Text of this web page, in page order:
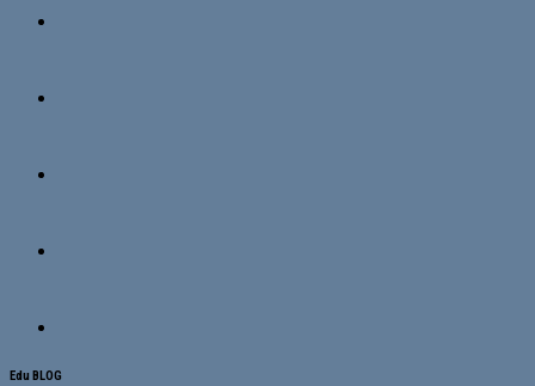
Edu BLOG